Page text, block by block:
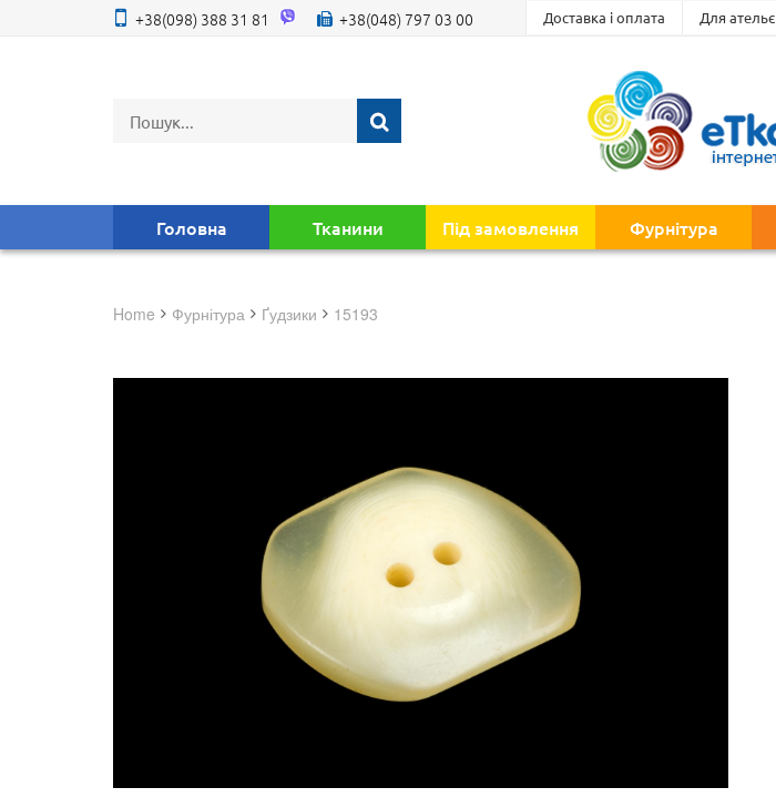
+38(098) 388 31 81 +38(048) 797 03 00 Доставка і оплата Для ательє
Головна Тканини Під замовлення Фурнітура
Home фурнітура Ґудзики 15193